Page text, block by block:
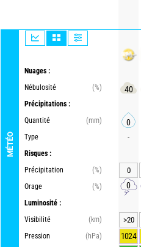
MÉTÉO
Nuages :
Nébulosité
(%)
Précipitations :
Quantité
(mm)
Type
Risques :
Précipitation
(%)
Orage
(%)
Luminosité :
Visibilité
(km)
Pression
(hPa)
40
0
-
0
0
>20
1024